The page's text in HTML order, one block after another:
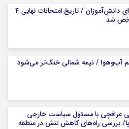
خبر مهم برای دانش‌آموزان / تاریخ امتحانات نهایی ۴
شد
آب‌وهوا / نیمه شمالی خنک‌تر می‌شود
عراقچی با مسئول سیاست خارجی
بررسی راه‌های کاهش تنش در منطقه